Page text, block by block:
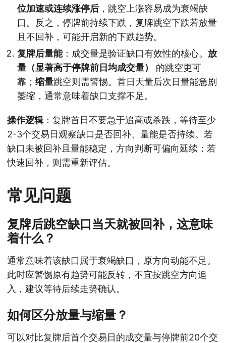
位加速或连续涨停后 ，跳空上涨容易成为衰竭缺
口。反之，停牌前持续下跌，复牌跳空下跌若放量
且不回补，可能开启新的下跌趋势。
复牌后量能：成交量是验证缺口有效性的核心。 放
量（显著高于停牌前日均成交量）
的跳空更可
靠； 缩量跳空则需警惕。首日天量后次日量能急剧
萎缩，通常意味着缺口支撑不足。
操作逻辑：复牌首日不要急于追高或杀跌，等待至少
2-3个交易日观察缺口是否回补、量能是否持续。若
缺口未被回补且量能稳定，方向判断可偏向延续；若
快速回补，则需重新评估。
常见问题
复牌后跳空缺口当天就被回补，这意味
着什么？
通常意味着该缺口属于衰竭缺口，原方向动能不足。
此时应警惕原有趋势可能反转，不宜按跳空方向追
入，建议等待后续走势确认。
如何区分放量与缩量？
可以对比复牌后首个交易日的成交量与停牌前20个交